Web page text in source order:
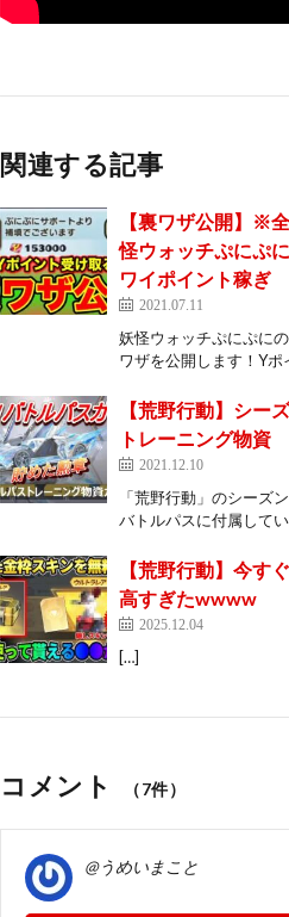
関連する記事
【裏ワザ公開】※
怪ウォッチぷにぷ
ワイポイント稼ぎ
2021.07.11
妖怪ウォッチぷにぷに
ワザを公開します！Y
【荒野行動】シー
トレーニング物資
2021.12.10
「荒野行動」のシーズ
バトルパスに付属して
【荒野行動】今す
高すぎたwwww
2025.12.04
[…]
コメント （7件）
@うめいまこと